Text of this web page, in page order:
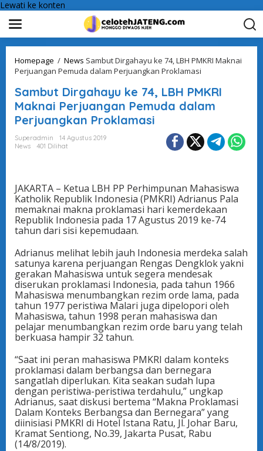
Lewati ke konten
Homepage / News Sambut Dirgahayu ke 74, LBH PMKRI Maknai
Perjuangan Pemuda dalam Perjuangkan Proklamasi
Sambut Dirgahayu ke 74, LBH PMKRI
Maknai Perjuangan Pemuda dalam
Perjuangkan Proklamasi
Superadmin
14 Agustus 2019
News
401 Dilihat
JAKARTA – Ketua LBH PP Perhimpunan Mahasiswa
Katholik Republik Indonesia (PMKRI) Adrianus Pala
memaknai makna proklamasi hari kemerdekaan
Republik Indonesia pada 17 Agustus 2019 ke-74
tahun dari sisi kepemudaan.
Adrianus melihat lebih jauh Indonesia merdeka salah
satunya karena perjuangan Rengas Dengklok yakni
gerakan Mahasiswa untuk segera mendesak
diserukan proklamasi Indonesia, pada tahun 1966
Mahasiswa menumbangkan rezim orde lama, pada
tahun 1977 peristiwa Malari juga dipelopori oleh
Mahasiswa, tahun 1998 peran mahasiswa dan
pelajar menumbangkan rezim orde baru yang telah
berkuasa hampir 32 tahun.
“Saat ini peran mahasiswa PMKRI dalam konteks
proklamasi dalam berbangsa dan bernegara
sangatlah diperlukan. Kita seakan sudah lupa
dengan peristiwa-peristiwa terdahulu,” ungkap
Adrianus, saat diskusi bertema “Makna Proklamasi
Dalam Konteks Berbangsa dan Bernegara” yang
diinisiasi PMKRI di Hotel Istana Ratu, Jl. Johar Baru,
Kramat Sentiong, No.39, Jakarta Pusat, Rabu
(14/8/2019).